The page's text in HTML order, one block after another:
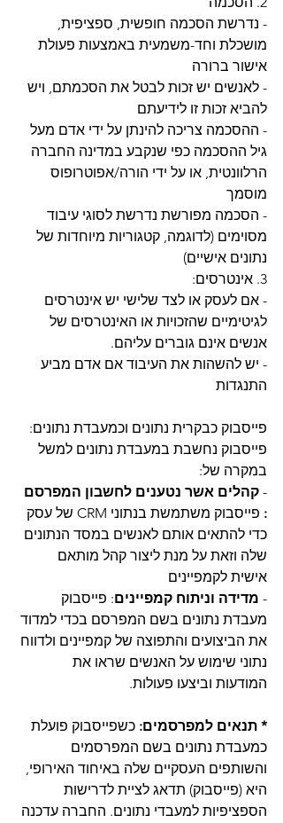
- נדרשת הסכמה חופשית, ספציפית,
מושכלת וחד-משמעית באמצעות פעולת
אישור ברורה
- לאנשים יש זכות לבטל את הסכמתם, ויש
להביא זכות זו לידיעתם
- ההסכמה צריכה להינתן על ידי אדם מעל
גיל ההסכמה כפי שנקבע במדינה החברה
הרלוונטית, או על ידי הורה/אפוטרופוס
מוסמך
- הסכמה מפורשת נדרשת לסוגי עיבוד
מסוימים (לדוגמה, קטגוריות מיוחדות של
נתונים אישיים)
3. אינטרסים:
- אם לעסק או לצד שלישי יש אינטרסים
לגיטימיים שהזכויות או האינטרסים של
אנשים אינם גוברים עליהם.
- יש להשהות את העיבוד אם אדם מביע
התנגדות
פייסבוק כבקרית נתונים וכמעבדת נתונים:
פייסבוק נחשבת במעבדת נתונים למשל
במקרה של:
- קהלים אשר נטענים לחשבון המפרסם
:
פייסבוק משתמשת בנתוני CRM של עסק
כדי להתאים אותם לאנשים במסד הנתונים
שלה וזאת על מנת ליצור קהל מותאם
אישית לקמפיינים
- מדידה וניתוח קמפיינים: פייסבוק
מעבדת נתונים בשם המפרסם בכדי למדוד
את הביצועים והתפוצה של קמפיינים ולדווח
נתוני שימוש על האנשים שראו את
המודעות וביצעו פעולות.
* תנאים למפרסמים: כשפייסבוק פועלת
כמעבדת נתונים בשם המפרסמים
והשותפים העסקיים שלה באיחוד האירופי,
היא (פייסבוק) תדאג לציית לדרישות
הספציפיות למעבדי נתונים. החברה עדכנה